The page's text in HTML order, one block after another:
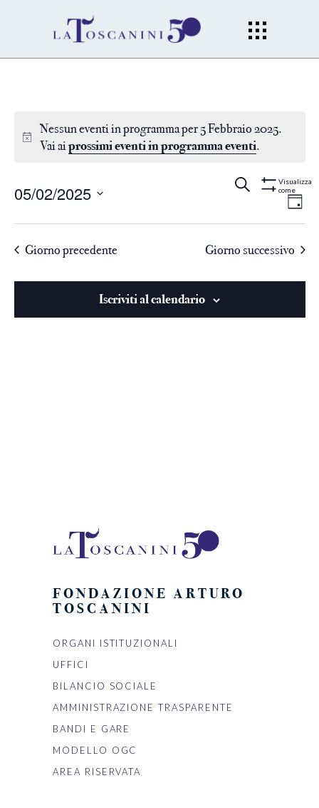
Nessun eventi in programma per 5 Febbraio 2025.
Vai aiprossimi eventi in programma eventi.
Eventi
e
Cerca
Mostra
Visualizza
come
05/02/2025
data.Giorno precedente Giorno successivo
Iscriviti al calendario
FONDAZIONE ARTURO
TOSCANINI
ORGANI ISTITUZIONALI
UFFICI
BILANCIO SOCIALE
AMMINISTRAZIONE TRASPARENTE
BANDI E GARE
MODELLO OGC
AREA RISERVATA